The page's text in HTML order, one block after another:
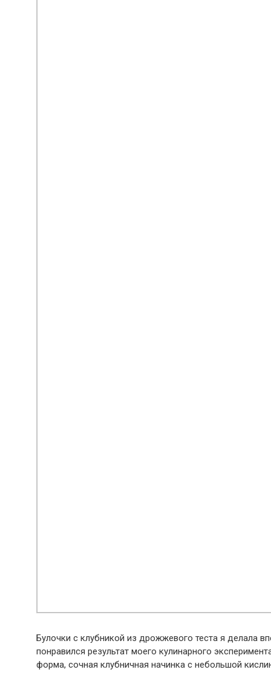
Булочки с клубникой из дрожжевого теста я делала
понравился результат моего кулинарного
форма, сочная клубничная начинка с небольшой